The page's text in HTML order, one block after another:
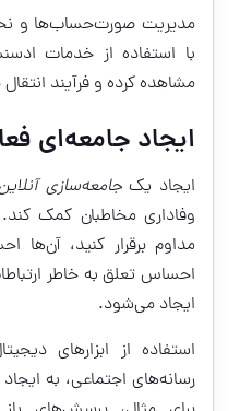
مدیریت صورت‌حساب‌ها و
با استفاده از خدمات
مشاهده کرده و فرآیند
ایجاد جامعه‌ای
ایجاد یکجامعه‌سازی
وفاداری مخاطبان کمک
مداوم برقرار کنید،
احساس تعلق به خاطر
ایجاد می‌شود.
استفاده از ابزارهای
رسانه‌های اجتماعی، به